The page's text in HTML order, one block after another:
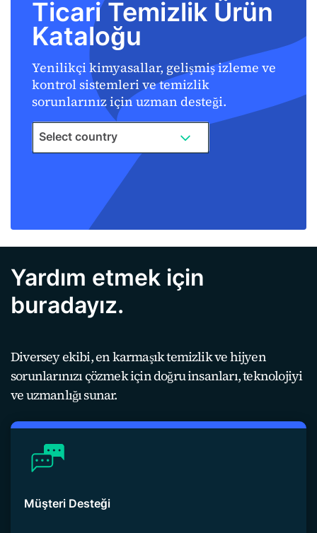
Ticari Temizlik Ürün
Kataloğu
Yenilikçi kimyasallar, gelişmiş izleme ve
kontrol sistemleri ve temizlik
sorunlarınız için uzman desteği.
Select country
Yardım etmek için
buradayız.
Diversey ekibi, en karmaşık temizlik ve hijyen
sorunlarınızı çözmek için doğru insanları, teknolojiyi
ve uzmanlığı sunar.
Müşteri Desteği